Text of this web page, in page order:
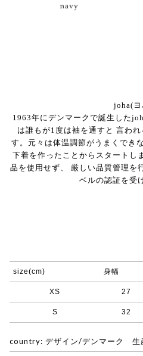
joha(ヨ
1963年にデンマークで誕生した
は誰もが1度は袖を通すと 言わ
す。元々は体温調節がうまくでき
下着を作ったことからスタートし
品を使用せず、 厳しい品質管理を
ベルの認証を受
size(cm) 身幅
XS 27
S 32
country: デザイン/デンマーク 生